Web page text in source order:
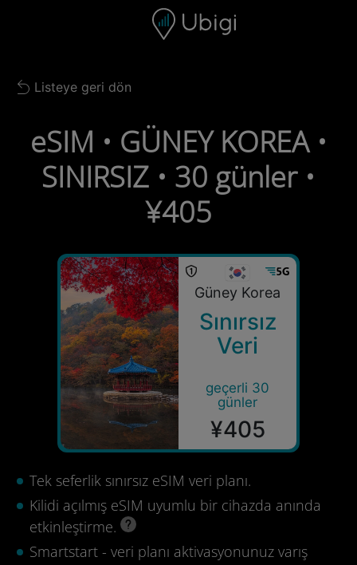
Gezinme çubuğu Alt bilgi
Back to list
Listeye geri dön
eSIM • GÜNEY KOREA •
SINIRSIZ • 30 günler •
¥405
Güney Korea
Sınırsız
Veri
geçerli 30
günler
¥405
Tek seferlik sınırsız eSIM veri planı.
Kilidi açılmış eSIM uyumlu bir cihazda anında
etkinleştirme.
Smartstart - veri planı aktivasyonunuz varış